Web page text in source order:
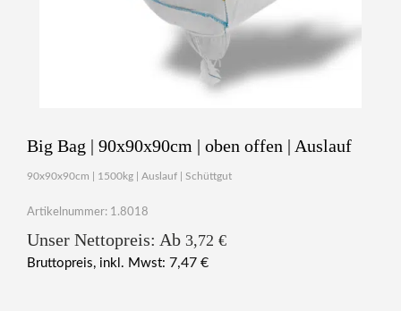
Big Bag | 90x90x90cm | oben offen | Auslauf
90x90x90cm | 1500kg | Auslauf | Schüttgut
Artikelnummer: 1.8018
Unser Nettopreis: Ab 3,72 €
Bruttopreis, inkl. Mwst: 7,47 €